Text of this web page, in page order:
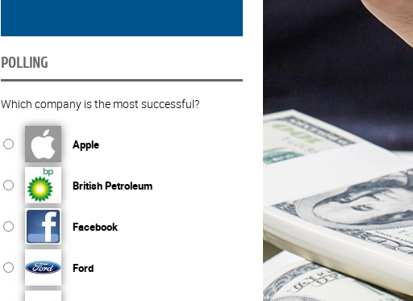
POLLING
Which company is the most successful?
Apple
British Petroleum
Facebook
Ford